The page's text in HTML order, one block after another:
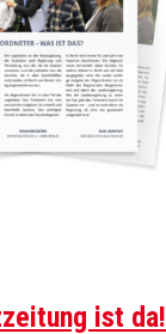
ist da!